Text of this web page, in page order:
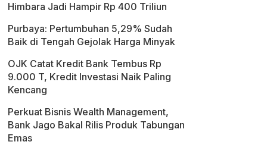
Himbara Jadi Hampir Rp 400 Triliun
Purbaya: Pertumbuhan 5,29% Sudah
Baik di Tengah Gejolak Harga Minyak
OJK Catat Kredit Bank Tembus Rp
9.000 T, Kredit Investasi Naik Paling
Kencang
Perkuat Bisnis Wealth Management,
Bank Jago Bakal Rilis Produk Tabungan
Emas